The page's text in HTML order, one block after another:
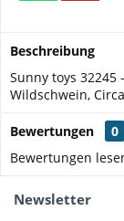
Beschreibung
Sunny toys 32245
Wildschwein,
Bewertungen
0
Bewertungen
Newsletter